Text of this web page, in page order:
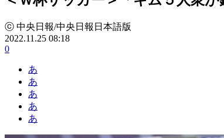
ⓒ 中央日報/中央日報日本語版
2022.11.25 08:18
0
あ
あ
あ
あ
あ